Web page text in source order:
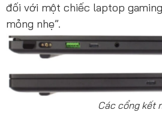
đối với một chiếc laptop
mỏng nhẹ”.
Các cổng kết